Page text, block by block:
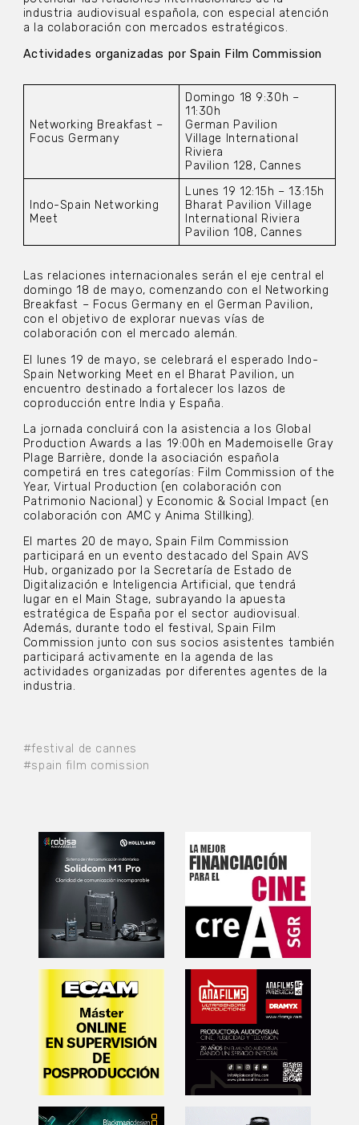
#festival de cannes
#spain film comission
industria audiovisual española, con especial atención
a la colaboración con mercados estratégicos.
Actividades organizadas por Spain Film Commission
Networking Breakfast –
Focus Germany
Domingo 18 9:30h –
11:30h
German Pavilion
Village International
Riviera
Pavilion 128, Cannes
Indo-Spain Networking
Meet
Lunes 19 12:15h – 13:15h
Bharat Pavilion Village
International Riviera
Pavilion 108, Cannes
Las relaciones internacionales serán el eje central el
domingo 18 de mayo, comenzando con el Networking
Breakfast – Focus Germany en el German Pavilion,
con el objetivo de explorar nuevas vías de
colaboración con el mercado alemán.
El lunes 19 de mayo, se celebrará el esperado Indo-
Spain Networking Meet en el Bharat Pavilion, un
encuentro destinado a fortalecer los lazos de
coproducción entre India y España.
La jornada concluirá con la asistencia a los Global
Production Awards a las 19:00h en Mademoiselle Gray
Plage Barrière, donde la asociación española
competirá en tres categorías: Film Commission of the
Year, Virtual Production (en colaboración con
Patrimonio Nacional) y Economic & Social Impact (en
colaboración con AMC y Anima Stillking).
El martes 20 de mayo, Spain Film Commission
participará en un evento destacado del Spain AVS
Hub, organizado por la Secretaría de Estado de
Digitalización e Inteligencia Artificial, que tendrá
lugar en el Main Stage, subrayando la apuesta
estratégica de España por el sector audiovisual.
Además, durante todo el festival, Spain Film
Commission junto con sus socios asistentes también
participará activamente en la agenda de las
actividades organizadas por diferentes agentes de la
industria.